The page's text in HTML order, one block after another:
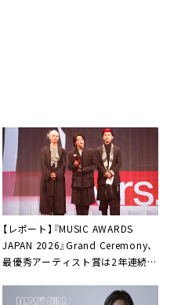
【レポート】『MUSIC AWARDS
JAPAN 2026』Grand Ceremony、
最優秀アーティスト賞は2年連続
いです」